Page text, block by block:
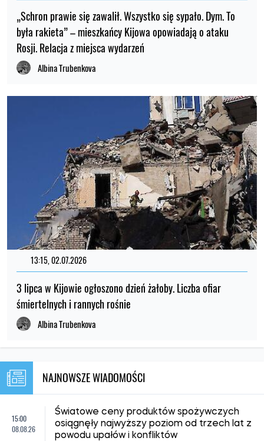
„Schron prawie się zawalił. Wszystko się sypało. Dym. To
była rakieta” – mieszkańcy Kijowa opowiadają o ataku
Rosji. Relacja z miejsca wydarzeń
Albina Trubenkova
13:15, 02.07.2026
3 lipca w Kijowie ogłoszono dzień żałoby. Liczba ofiar
śmiertelnych i rannych rośnie
Albina Trubenkova
NAJNOWSZE WIADOMOŚCI
15:00
08.08.26
Światowe ceny produktów spożywczych
osiągnęły najwyższy poziom od trzech lat z
powodu upałów i konfliktów